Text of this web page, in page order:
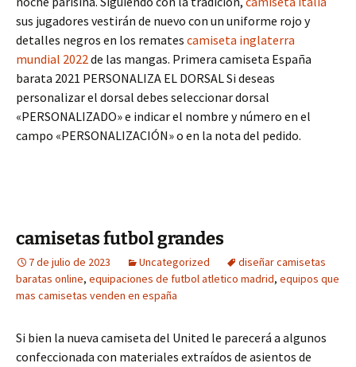
sus jugadores vestirán de nuevo con un uniforme rojo y
detalles negros en los remates camiseta inglaterra
mundial 2022de las mangas. Primera camiseta España
barata 2021 PERSONALIZA EL DORSAL Si deseas
personalizar el dorsal debes seleccionar dorsal
«PERSONALIZADO» e indicar el nombre y número en el
campo «PERSONALIZACIÓN» o en la nota del pedido.
camisetas futbol grandes
7 de julio de 2023 Uncategorized
diseñar camisetas
baratas online, equipaciones de futbol atletico madrid, equipos que
mas camisetas venden en españa
Si bien la nueva camiseta del United le parecerá a algunos
confeccionada con materiales extraídos de asientos de